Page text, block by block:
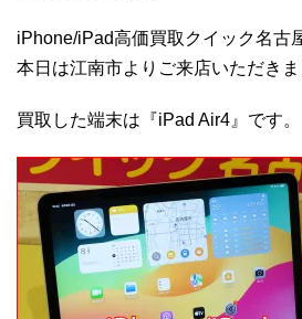
iPhone/iPad高価買取クイック名古
本日は江南市よりご来店いただきま
買取した端末は『iPad Air4』です。